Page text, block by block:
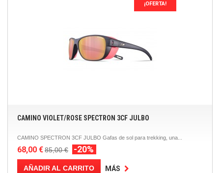
¡OFERTA!
CAMINO VIOLET/ROSE SPECTRON 3CF JULBO
CAMINO SPECTRON 3CF JULBO Gafas de sol para trekking, una...
68,00 €85,00 € -20%
AÑADIR AL CARRITO MÁS